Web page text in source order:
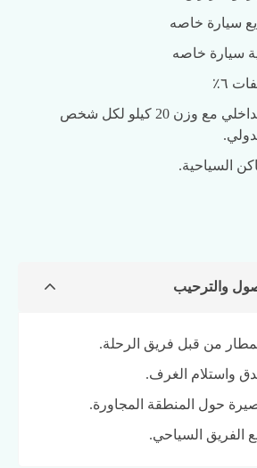
سيارة خاصه
سيارة خاصه
وزن 20 كيلو لكل شخص
السياحية.
والترحيب
من قبل فريق الرحلة.
واستلام الغرف.
حول المنطقة المجاورة.
الفريق السياحي.